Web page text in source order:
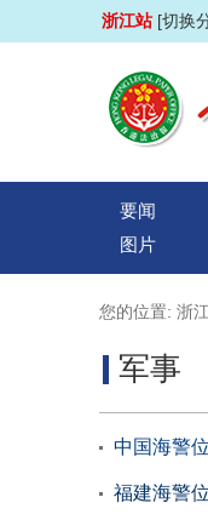
浙江站 [切换
要闻
图片
您的位置: 浙
军事
中国海警
福建海警